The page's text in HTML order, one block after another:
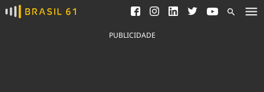
Ver todas as notícias
Saneamento
Indicadores
PUBLICIDADE